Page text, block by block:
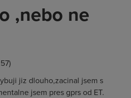
,nebo ne
jiz dlouho,zacinal jsem s
jsem pres gprs od ET.